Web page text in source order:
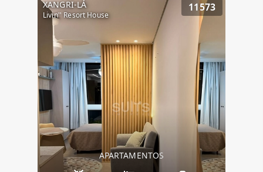
XANGRI-LÁ
Livin'' Resort House
11573
APARTAMENTOS